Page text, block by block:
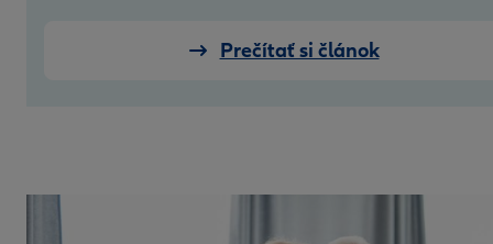
Prečítať si článok